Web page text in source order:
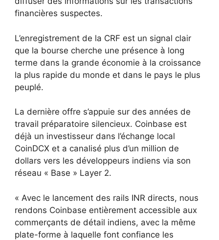
financières suspectes.
L’enregistrement de la CRF est un signal clair
que la bourse cherche une présence à long
terme dans la grande économie à la croissance
la plus rapide du monde et dans le pays le plus
peuplé.
La dernière offre s’appuie sur des années de
travail préparatoire silencieux. Coinbase est
déjà un investisseur dans l’échange local
CoinDCX et a canalisé plus d’un million de
dollars vers les développeurs indiens via son
réseau « Base » Layer 2.
« Avec le lancement des rails INR directs, nous
rendons Coinbase entièrement accessible aux
commerçants de détail indiens, avec la même
plate-forme à laquelle font confiance les